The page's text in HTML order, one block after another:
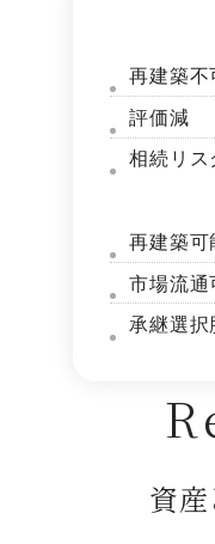
再建築不
評価減
相続リス
再建築可
市場流通
承継選択
資